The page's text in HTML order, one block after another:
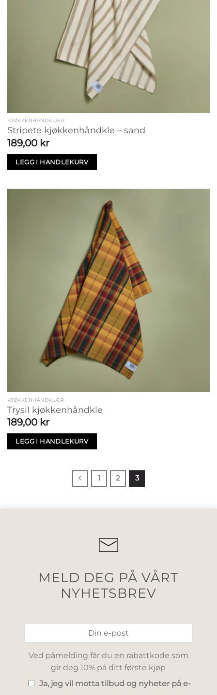
KJØKKENHÅNDKLÆR
Stripete kjøkkenhåndkle – sand
189,00 kr
LEGG I HANDLEKURV
KJØKKENHÅNDKLÆR
Trysil kjøkkenhåndkle
189,00 kr
LEGG I HANDLEKURV
1 2 3
MELD DEG PÅ VÅRT
NYHETSBREV
Ved påmelding får du en rabattkode som
gir deg 10% på ditt første kjøp
Ja, jeg vil motta tilbud og nyheter på e-